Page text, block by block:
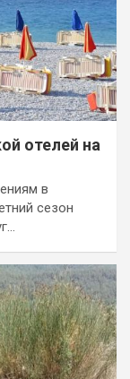
отелей на
в
сезон